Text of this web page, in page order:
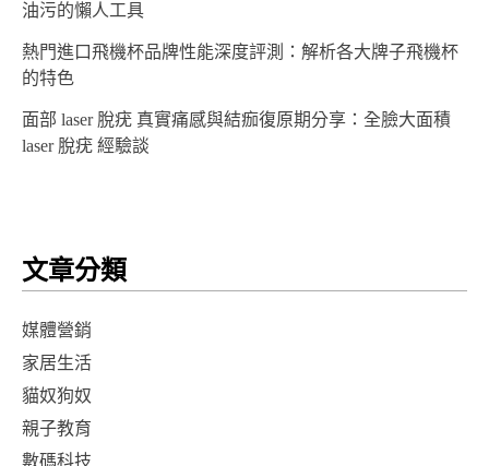
油污的懶人工具
熱門進口飛機杯品牌性能深度評測：解析各大牌子飛機杯
的特色
面部 laser 脫疣 真實痛感與結痂復原期分享：全臉大面積
laser 脫疣 經驗談
文章分類
媒體營銷
家居生活
貓奴狗奴
親子教育
數碼科技